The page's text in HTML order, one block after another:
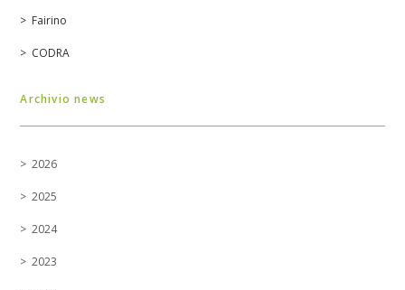
Fairino
CODRA
Archivio news
2026
2025
2024
2023